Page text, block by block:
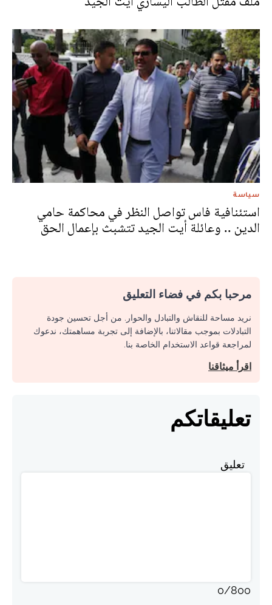
سياسة
استئنافية فاس تواصل النظر في محاكمة حامي
الدين .. وعائلة أيت الجيد تتشبث بإعمال الحق
مرحبا بكم في فضاء التعليق
نريد مساحة للنقاش والتبادل والحوار. من أجل تحسين جودة
التبادلات بموجب مقالاتنا، بالإضافة إلى تجربة مساهمتك، ندعوك
لمراجعة قواعد الاستخدام الخاصة بنا.
اقرأ ميثاقنا
تعليقاتكم
تعليق
0/800